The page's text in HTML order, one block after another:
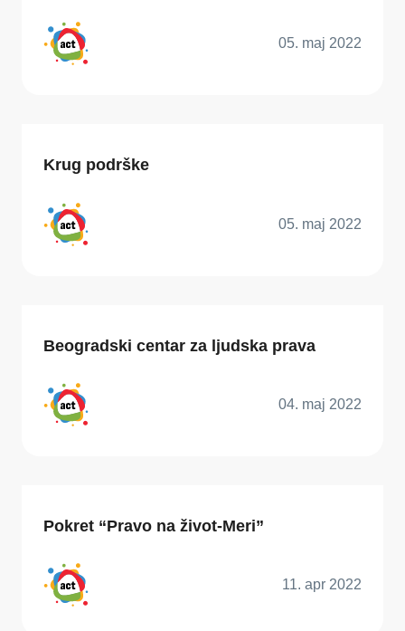
05. maj 2022
Krug podrške
05. maj 2022
Beogradski centar za ljudska prava
04. maj 2022
Pokret “Pravo na život-Meri”
11. apr 2022